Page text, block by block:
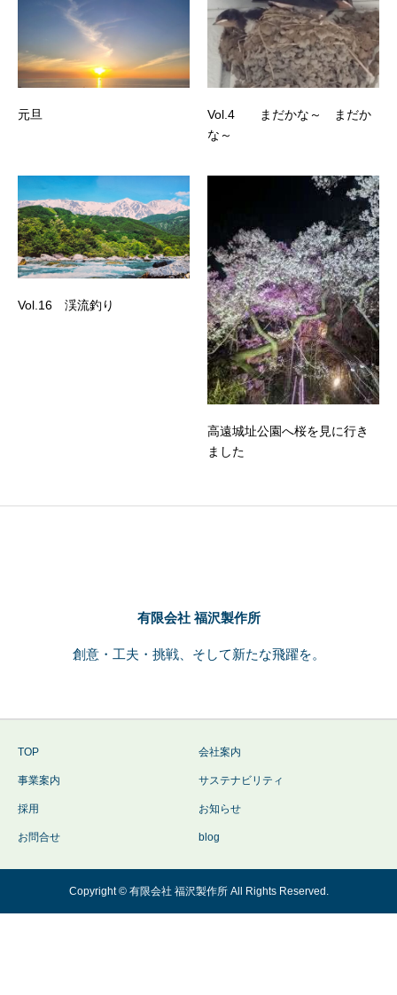
元旦
Vol.4 まだかな～ まだか
な～
Vol.16 渓流釣り
高遠城址公園へ桜を見に行き
ました
有限会社 福沢製作所
創意・工夫・挑戦、そして新たな飛躍を。
TOP 会社案内
事業案内 サステナビリティ
採用 お知らせ
お問合せ blog
Copyright © 有限会社 福沢製作所 All Rights Reserved.